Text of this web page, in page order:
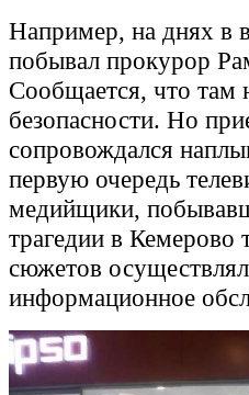
Например, на днях в
побывал прокурор
Сообщается, что там
безопасности. Но
сопровождался
первую очередь
медийщики,
трагедии в Кемерово
сюжетов
информационное